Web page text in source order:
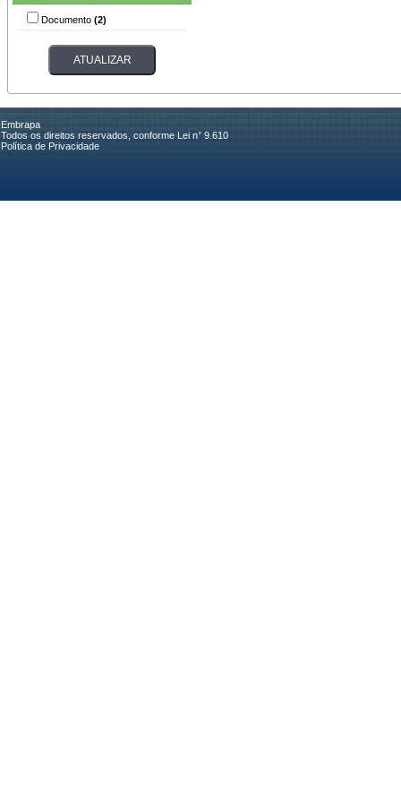
Documento (2)
Embrapa
Todos os direitos reservados, conforme Lei n° 9.610
Política de Privacidade